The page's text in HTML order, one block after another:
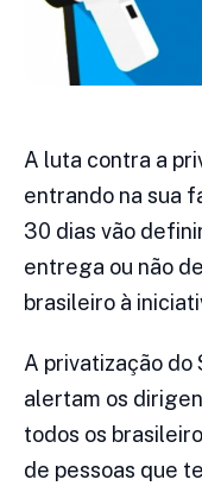
A luta contra a
entrando na sua
30 dias vão
entrega ou não
brasileiro à
A privatização do
alertam os
todos os
de pessoas que